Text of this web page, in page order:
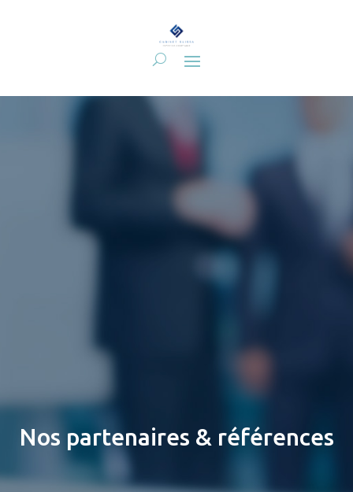
Nos partenaires & références